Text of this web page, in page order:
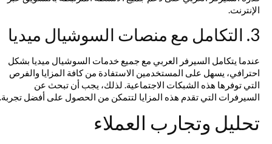
الإنترنت.
عندما يتكامل السيرفر العربي مع جميع خدمات السوشيال ميديا بشكل
احترافي، يسهل على المستخدمين الاستفادة من كافة المزايا والفرص
التي توفرها هذه الشبكات الاجتماعية. لذلك، يجب أن تبحث عن
السيرفرات التي تقدم هذه المزايا لتتمكن من الحصول على أفضل تجربة.
تحليل وتجارب العملاء